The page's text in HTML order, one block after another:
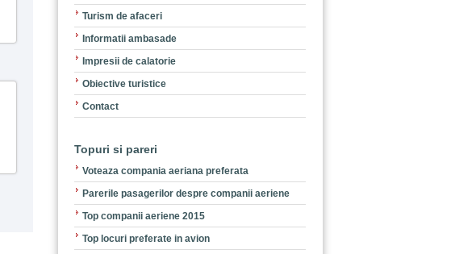
Turism de afaceri
Informatii ambasade
Impresii de calatorie
Obiective turistice
Contact
Topuri si pareri
Voteaza compania aeriana preferata
Parerile pasagerilor despre companii aeriene
Top companii aeriene 2015
Top locuri preferate in avion